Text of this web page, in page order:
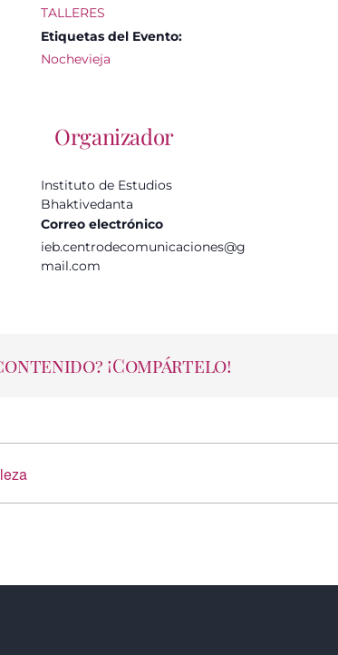
TALLERES
Etiquetas del Evento:
Nochevieja
Organizador
Instituto de Estudios
Bhaktivedanta
Correo electrónico
ieb.centrodecomunicaciones@g
mail.com
¡Compártelo!